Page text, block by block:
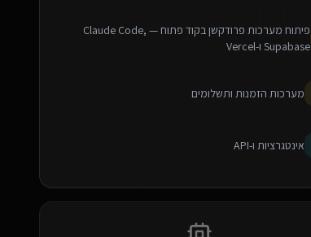
פיתוח מערכות פרודקשן בקוד פתוח — Claude Code,
Supabase ו-Vercel
מערכות הזמנות ותשלומים
אינטגרציות ו-API